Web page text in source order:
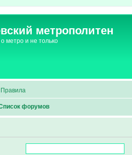
метрополитен
метро и не только
Правила
форумов